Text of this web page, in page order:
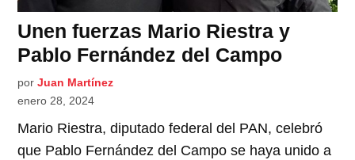
Unen fuerzas Mario Riestra y
Pablo Fernández del Campo
por Juan Martínez
enero 28, 2024
Mario Riestra, diputado federal del PAN, celebró
que Pablo Fernández del Campo se haya unido a